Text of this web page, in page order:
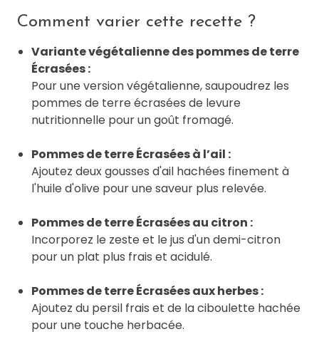
Comment varier cette recette ?
Variante végétalienne des pommes de terre
Écrasées :
Pour une version végétalienne, saupoudrez les
pommes de terre écrasées de levure
nutritionnelle pour un goût fromagé.
Pommes de terre Écrasées à l’ail :
Ajoutez deux gousses d'ail hachées finement à
l'huile d'olive pour une saveur plus relevée.
Pommes de terre Écrasées au citron :
Incorporez le zeste et le jus d'un demi-citron
pour un plat plus frais et acidulé.
Pommes de terre Écrasées aux herbes :
Ajoutez du persil frais et de la ciboulette hachée
pour une touche herbacée.